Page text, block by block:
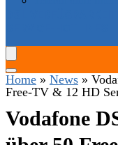
Home » News »
Free-TV & 12 HD
Vodafone